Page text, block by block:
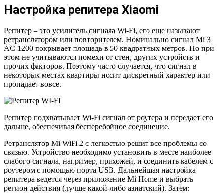
Настройка репитера Xiaomi
Репитер – это усилитель сигнала Wi-Fi, его еще называют
ретранслятором или повторителем. Номинально сигнал Mi 3
AC 1200 покрывает площадь в 50 квадратных метров. Но при
этом не учитываются помехи от стен, других устройств и
прочих факторов. Поэтому часто случается, что сигнал в
некоторых местах квартиры носит дискретный характер или
пропадает вовсе.
Репитер подхватывает Wi-Fi сигнал от роутера и передает его
дальше, обеспечивая бесперебойное соединение.
Ретранслятор Mi WiFi 2 с легкостью решит все проблемы со
связью. Устройство необходимо установить в месте наиболее
слабого сигнала, например, прихожей, и соединить кабелем с
роутером с помощью порта USB. Дальнейшая настройка
репитера ведется через приложение Mi Home и выбрать
регион действия (лучше какой-либо азиатский). Затем: